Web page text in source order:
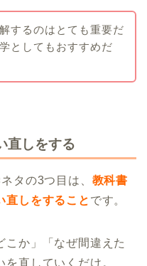
するのはとても重要だ
としてもおすすめだ
直しをする
タの3つ目は、 教科書
直しをすること です。
こか」「なぜ間違えた
直していくだけ。